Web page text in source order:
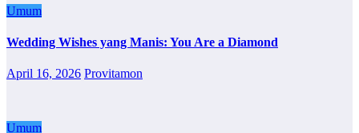
Umum
Wedding Wishes yang Manis: You Are a Diamond
April 16, 2026 Provitamon
Umum